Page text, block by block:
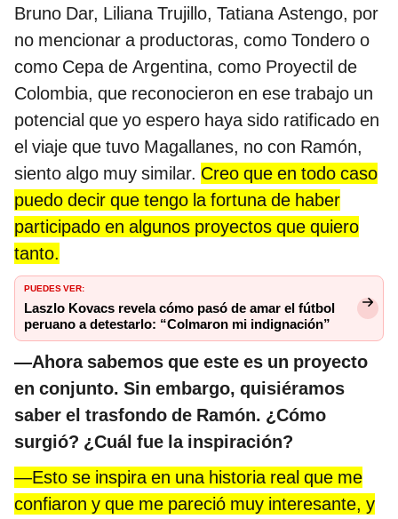
Bruno Dar, Liliana Trujillo, Tatiana Astengo, por
no mencionar a productoras, como Tondero o
como Cepa de Argentina, como Proyectil de
Colombia, que reconocieron en ese trabajo un
potencial que yo espero haya sido ratificado en
el viaje que tuvo Magallanes, no con Ramón,
siento algo muy similar. Creo que en todo caso
puedo decir que tengo la fortuna de haber
participado en algunos proyectos que quiero
tanto.
PUEDES VER:
Laszlo Kovacs revela cómo pasó de amar el fútbol
peruano a detestarlo: “Colmaron mi indignación”
—Ahora sabemos que este es un proyecto
en conjunto. Sin embargo, quisiéramos
saber el trasfondo de Ramón. ¿Cómo
surgió? ¿Cuál fue la inspiración?
—Esto se inspira en una historia real que me
confiaron y que me pareció muy interesante, y